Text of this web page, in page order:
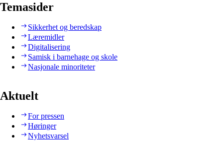
Temasider
Sikkerhet og beredskap
Læremidler
Digitalisering
Samisk i barnehage og skole
Nasjonale minoriteter
Aktuelt
For pressen
Høringer
Nyhetsvarsel